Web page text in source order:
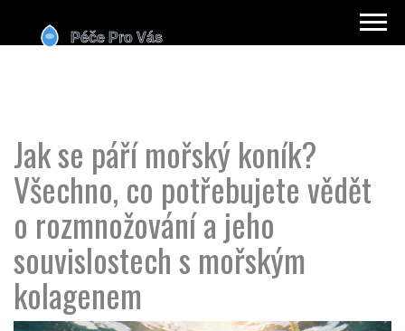
Jak se páří mořský koník?
Všechno, co potřebujete vědět
o rozmnožování a jeho
souvislostech s mořským
kolagenem